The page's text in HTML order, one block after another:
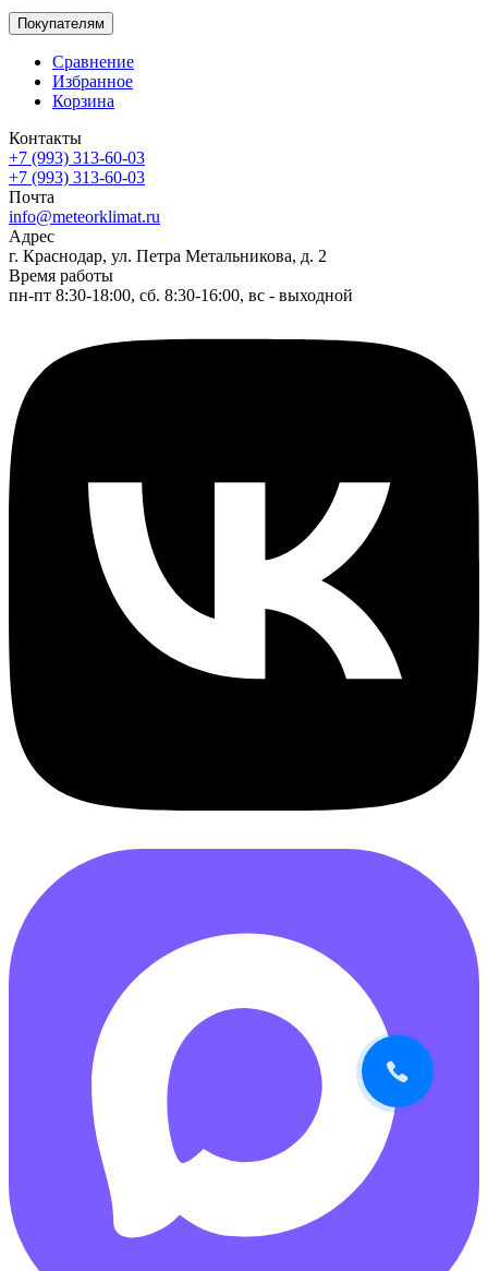
Покупателям
Сравнение
Избранное
Корзина
Контакты
+7 (993) 313-60-03
+7 (993) 313-60-03
Почта
info@meteorklimat.ru
Адрес
г. Краснодар, ул. Петра Метальникова, д. 2
Время работы
пн-пт 8:30-18:00, сб. 8:30-16:00, вс - выходной